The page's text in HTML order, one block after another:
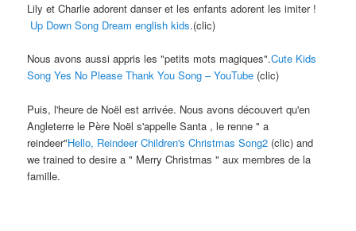
Lily et Charlie adorent danser et les enfants adorent les imiter !
Up Down Song Dream english kids.(clic)
Nous avons aussi appris les "petits mots magiques".Cute Kids
Song Yes No Please Thank You Song – YouTube (clic)
Puis,l'heure de Noël est arrivée. Nous avons découvert qu'en
Angleterre le Père Noël s'appelle Santa , le renne "a
reindeer"Hello, Reindeer Children's Christmas Song2 (clic) and
we trained to desire a " Merry Christmas " aux membres de la
famille.